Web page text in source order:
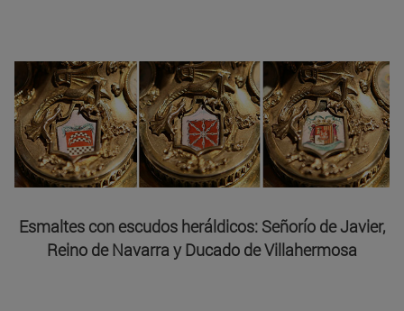
Esmaltes con escudos heráldicos: Señorío de Javier,
Reino de Navarra y Ducado de Villahermosa